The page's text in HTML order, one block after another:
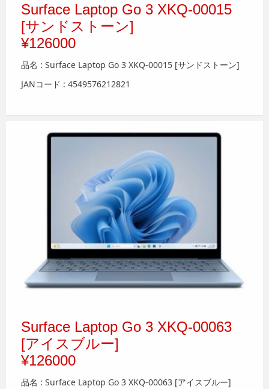
Surface Laptop Go 3 XKQ-00015
[サンドストーン]
¥126000
品名 : Surface Laptop Go 3 XKQ-00015 [サンドストーン]
JANコード : 4549576212821
Surface Laptop Go 3 XKQ-00063
[アイスブルー]
¥126000
品名 : Surface Laptop Go 3 XKQ-00063 [アイスブルー]